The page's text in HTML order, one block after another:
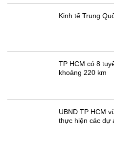
Kinh tế Trung
TP HCM có 8
khoảng 220 km
UBND TP HCM
thực hiện các dự